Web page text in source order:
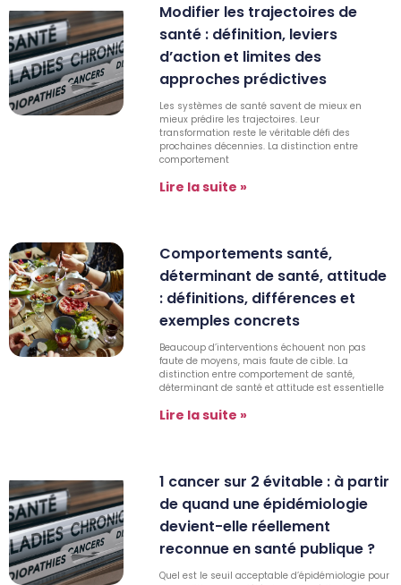
Modifier les trajectoires de
santé : définition, leviers
d’action et limites des
approches prédictives
Les systèmes de santé savent de mieux en
mieux prédire les trajectoires. Leur
transformation reste le véritable défi des
prochaines décennies. La distinction entre
comportement
Lire la suite »
Comportements santé,
déterminant de santé, attitude
: définitions, différences et
exemples concrets
Beaucoup d’interventions échouent non pas
faute de moyens, mais faute de cible. La
distinction entre comportement de santé,
déterminant de santé et attitude est essentielle
Lire la suite »
1 cancer sur 2 évitable : à partir
de quand une épidémiologie
devient-elle réellement
reconnue en santé publique ?
Quel est le seuil acceptable d’épidémiologie pour